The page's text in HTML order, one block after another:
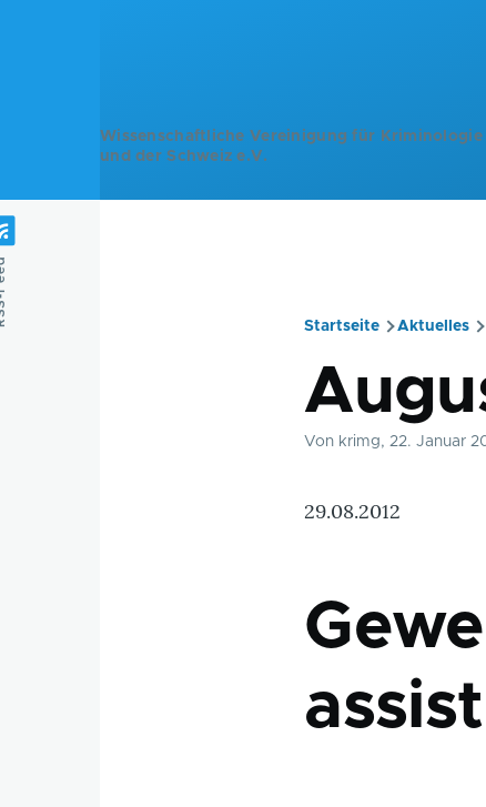
Wissenschaftliche Vereinigung für
und der Schweiz e.V.
Startseite Aktuelles
Von krimg, 22. Januar
29.08.2012